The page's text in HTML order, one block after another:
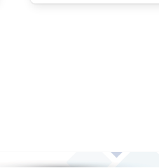
투자액이 총 1조달러에